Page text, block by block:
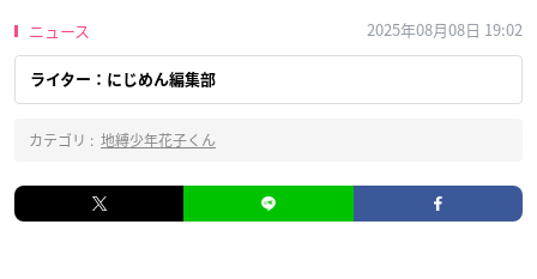
ニュース 2025年08月08日 19:02
ライター：にじめん編集部
カテゴリ : 地縛少年花子くん